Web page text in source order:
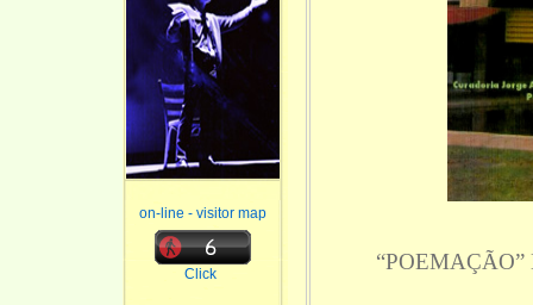
on-line - visitor map
Click